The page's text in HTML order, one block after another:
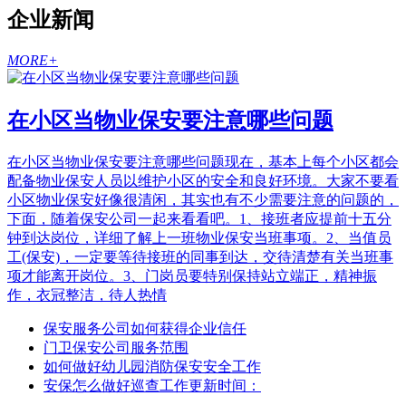
企业新闻
MORE+
在小区当物业保安要注意哪些问题
在小区当物业保安要注意哪些问题现在，基本上每个小区都会
配备物业保安人员以维护小区的安全和良好环境。大家不要看
小区物业保安好像很清闲，其实也有不少需要注意的问题的，
下面，随着保安公司一起来看看吧。1、接班者应提前十五分
钟到达岗位，详细了解上一班物业保安当班事项。2、当值员
工(保安)，一定要等待接班的同事到达，交待清楚有关当班事
项才能离开岗位。3、门岗员要特别保持站立端正，精神振
作，衣冠整洁，待人热情
保安服务公司如何获得企业信任
门卫保安公司服务范围
如何做好幼儿园消防保安安全工作
安保怎么做好巡查工作更新时间：